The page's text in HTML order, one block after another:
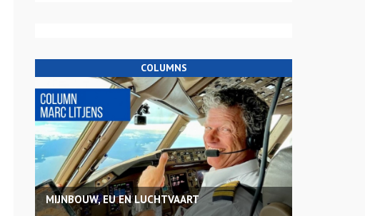
COLUMNS
MIJNBOUW, EU EN LUCHTVAART